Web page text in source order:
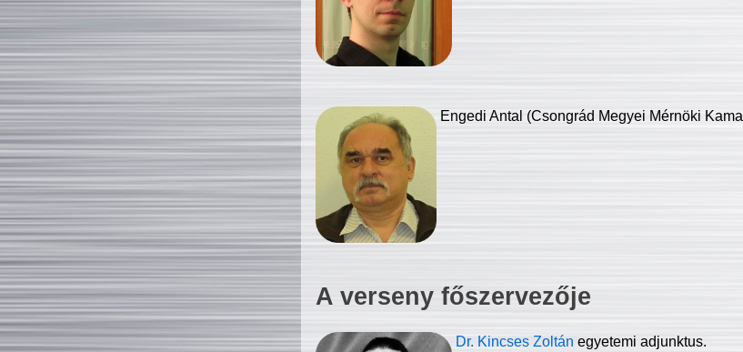
Engedi Antal (Csongrád Megyei Mérnöki
A verseny főszervezője
Dr. Kincses Zoltán egyetemi adjunktus.